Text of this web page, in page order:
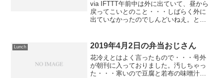
via IFTTT午前中は外に出ていて、昼から
戻ってこいとのこと・・・しばらく外に
出ていなかったのでしんどいねえ。と思
り・・・赤福茶屋 EXPASA御在所上り線
店にやって...
Lunch 2019年4月2日の弁当おじさん
花冷えとはよく言ったもので・・・号外
が朝刊に入っておりました。汚しちゃっ
た・・・寒いので豆腐と若布の味噌汁。